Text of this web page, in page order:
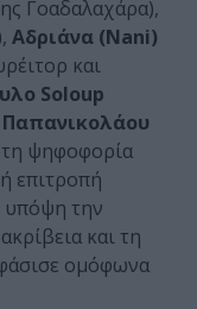
Γοαδαλαχάρα),
Αδριάνα (Nani)
και
Soloup
ψηφοφορία
επιτροπή
υπόψη την
και τη
ομόφωνα